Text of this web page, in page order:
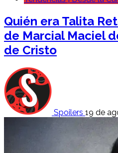
Quién era Talita
de Marcial Maciel
de Cristo
Spoilers 19 de